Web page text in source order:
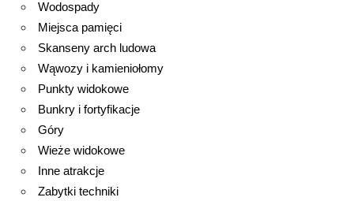
Wodospady
Miejsca pamięci
Skanseny arch ludowa
Wąwozy i kamieniołomy
Punkty widokowe
Bunkry i fortyfikacje
Góry
Wieże widokowe
Inne atrakcje
Zabytki techniki